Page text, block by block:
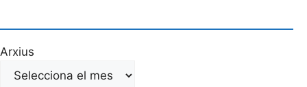
Arxius